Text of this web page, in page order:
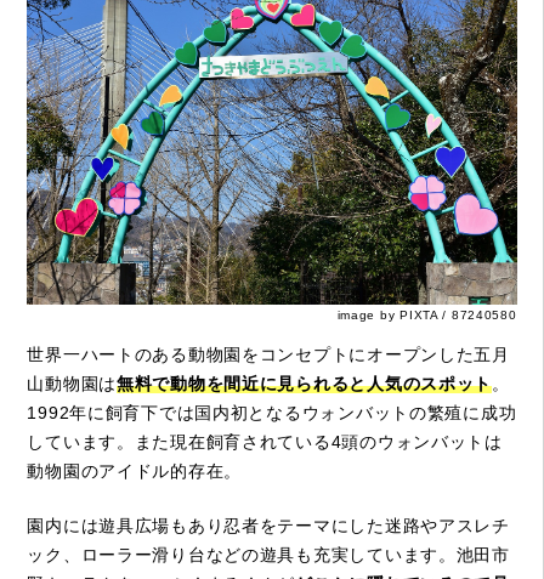
image by PIXTA / 87240580
世界一ハートのある動物園をコンセプトにオープンした五月
山動物園は無料で動物を間近に見られると人気のスポット。
1992年に飼育下では国内初となるウォンバットの繁殖に成功
しています。また現在飼育されている4頭のウォンバットは
動物園のアイドル的存在。
園内には遊具広場もあり忍者をテーマにした迷路やアスレチ
ック、ローラー滑り台などの遊具も充実しています。池田市